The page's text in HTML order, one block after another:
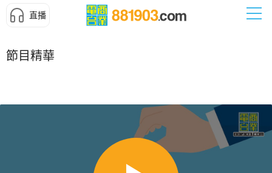
直播
節目精華